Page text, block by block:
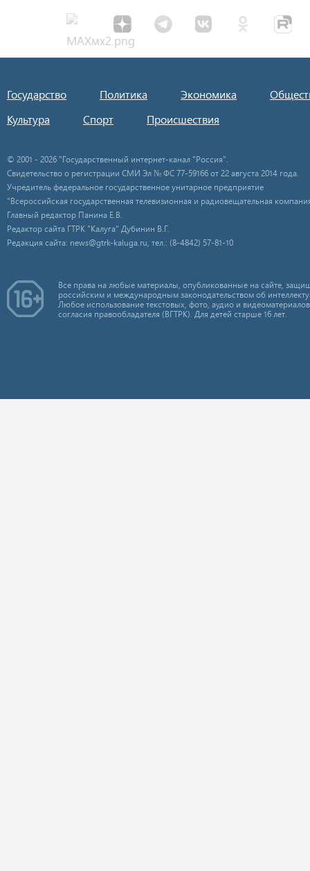
Государство Политика Экономика
Культура
Спорт Происшествия
© 2001 - 2026 "Государственный интернет-канал "Россия".
Свидетельство о регистрации СМИ Эл № ФС 77-59166 от 22 августа 2014 года.
Учредитель федеральное государственное унитарное предприятие
"Всероссийская государственная телевизионная и радиовещательная
Главный редактор Панина Е.В.
Редактор сайта ГТРК "Калуга" Дубинин В.Г.
Редакция сайта: news@gtrk-kaluga.ru, тел.: (8-4842) 57-81-10
Все права на любые материалы, опубликованные на сайте,
российским и международным законодательством об
Любое использование текстовых, фото, аудио и
согласия правообладателя (ВГТРК). Для детей старше 16 лет.